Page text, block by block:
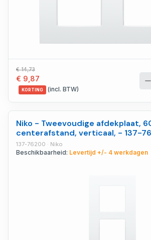
€ 14,73
€ 9,87
KORTING (incl. BTW)
Niko - Tweevoudige afdekplaat,
centerafstand, verticaal, - 137-
137-76200 · Niko
Beschikbaarheid: Levertijd +/- 4 werkdagen